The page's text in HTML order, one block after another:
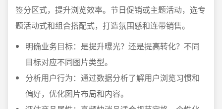
签分区式，提升浏览效率。节日促销或主题活动，选专
题活动式和组合搭配式，打造氛围感和连带销售。
明确业务目标：是提升曝光？还是提高转化？不同
目标对应不同图片类型。
分析用户行为：通过数据分析了解用户浏览习惯和
偏好，优化图片布局和内容。